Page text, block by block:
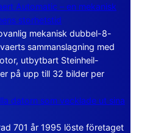
Automatic – en mekanisk
storhetstid
mekanisk dubbel-8-
sammanslagning med
utbytbart Steinheil-
på upp till 32 bilder per
datorn som vecklade ut sina
701 år 1995 löste företaget